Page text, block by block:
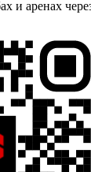
и аренах